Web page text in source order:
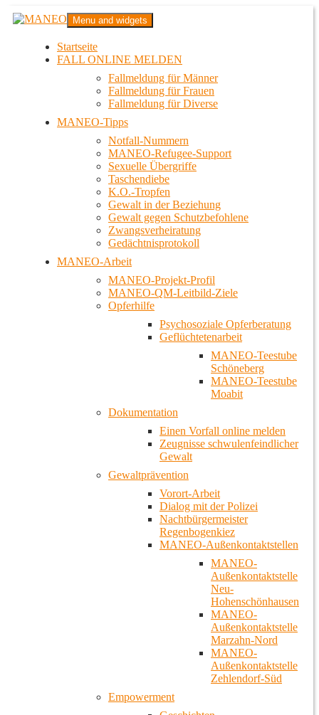
Zum
InhaltMANEO
Das schwule Anti-Gewalt-Projekt in Berlin
Menu and widgets
Startseite
FALL ONLINE MELDEN
Fallmeldung für Männer
Fallmeldung für Frauen
Fallmeldung für Diverse
MANEO-Tipps
Notfall-Nummern
MANEO-Refugee-Support
Sexuelle Übergriffe
Taschendiebe
K.O.-Tropfen
Gewalt in der Beziehung
Gewalt gegen Schutzbefohlene
Zwangsverheiratung
Gedächtnisprotokoll
MANEO-Arbeit
MANEO-Projekt-Profil
MANEO-QM-Leitbild-Ziele
Opferhilfe
Psychosoziale Opferberatung
Geflüchtetenarbeit
MANEO-Teestube
Schöneberg
MANEO-Teestube
Moabit
Dokumentation
Einen Vorfall online melden
Zeugnisse schwulenfeindlicher
Gewalt
Gewaltprävention
Vorort-Arbeit
Dialog mit der Polizei
Nachtbürgermeister
Regenbogenkiez
MANEO-Außenkontaktstellen
MANEO-
Außenkontaktstelle
Neu-
Hohenschönhausen
MANEO-
Außenkontaktstelle
Marzahn-Nord
MANEO-
Außenkontaktstelle
Zehlendorf-Süd
Empowerment